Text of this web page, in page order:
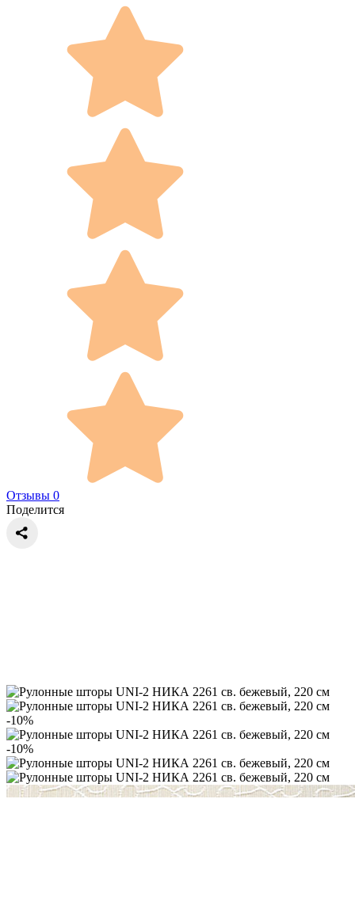
Отзывы 0
Поделится
-10%
-10%